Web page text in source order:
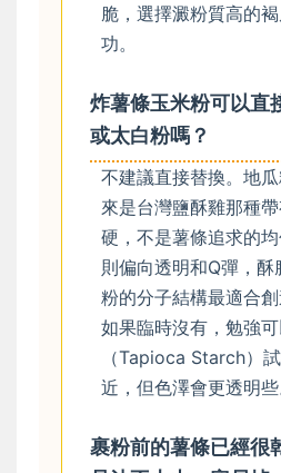
脆，選擇澱粉質高的
功。
炸薯條玉米粉可以直
或太白粉嗎？
不建議直接替換。地
來是台灣鹽酥雞那種
硬，不是薯條追求的
則偏向透明和Q彈，酥
粉的分子結構最適合創
如果臨時沒有，勉強可
（Tapioca Starch）
近，但色澤會更透明些
裹粉前的薯條已經很